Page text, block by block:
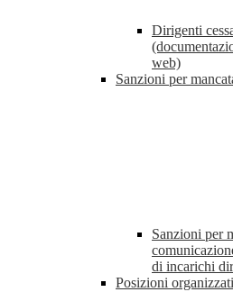
Dirigenti
web)
Sanzioni per
Sanzioni per
di incarichi
Posizioni